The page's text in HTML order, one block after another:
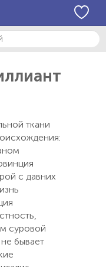
ткани
с давних
суровой
бывает